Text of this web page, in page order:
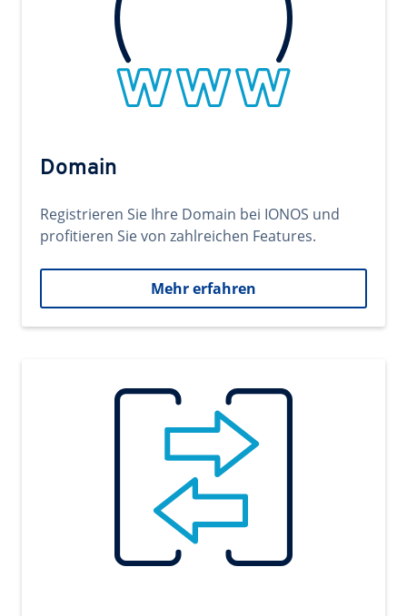
Domain
Registrieren Sie Ihre Domain bei IONOS und
profitieren Sie von zahlreichen Features.
Mehr erfahren